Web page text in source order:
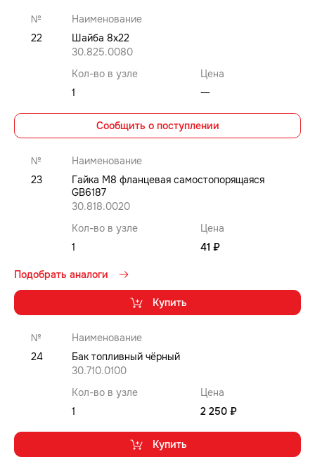
№
Наименование
22
Шайба 8x22
30.825.0080
Кол-во в узле
Цена
1
⼀
Сообщить о поступлении
№
Наименование
23
Гайка M8 фланцевая самостопорящаяся
GB6187
30.818.0020
Кол-во в узле
Цена
1
41 ₽
Купить
Подобрать аналоги
№
Наименование
24
Бак топливный чёрный
30.710.0100
Кол-во в узле
Цена
1
2 250 ₽
Купить